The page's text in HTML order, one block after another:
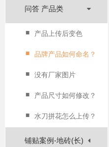
问答 产品类
■ 产品上传后变色
■ 品牌产品如何命名？
■ 没有厂家图片
■ 产品尺寸如何修改？
■ 水刀拼花怎么上传？
铺贴案例-地砖(长)